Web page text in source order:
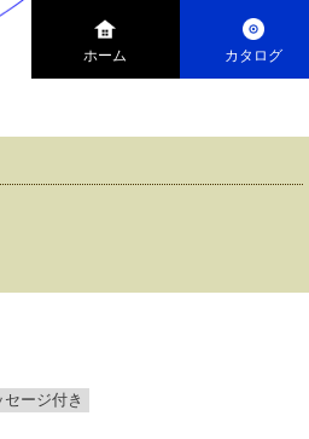
ホーム カタログ
ージ付き